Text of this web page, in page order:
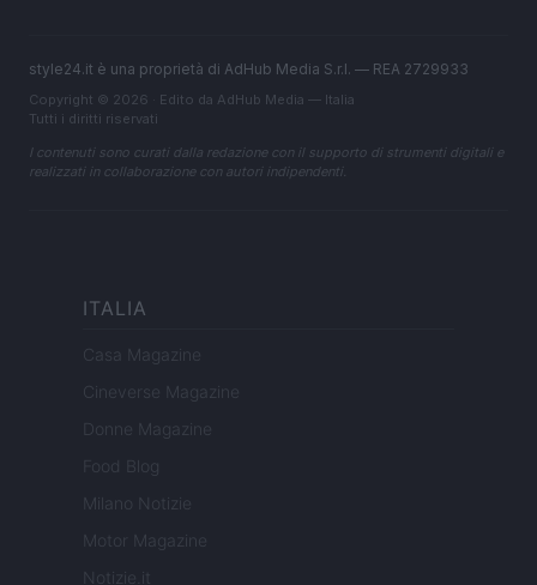
style24.it è una proprietà di AdHub Media S.r.l. — REA 2729933
Copyright © 2026 · Edito da AdHub Media — Italia
Tutti i diritti riservati
I contenuti sono curati dalla redazione con il supporto di strumenti digitali e
realizzati in collaborazione con autori indipendenti.
ITALIA
Casa Magazine
Cineverse Magazine
Donne Magazine
Food Blog
Milano Notizie
Motor Magazine
Notizie.it